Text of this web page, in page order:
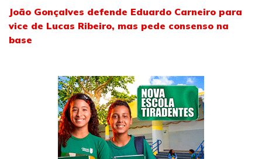
João Gonçalves defende Eduardo Carneiro para
vice de Lucas Ribeiro, mas pede consenso na
base